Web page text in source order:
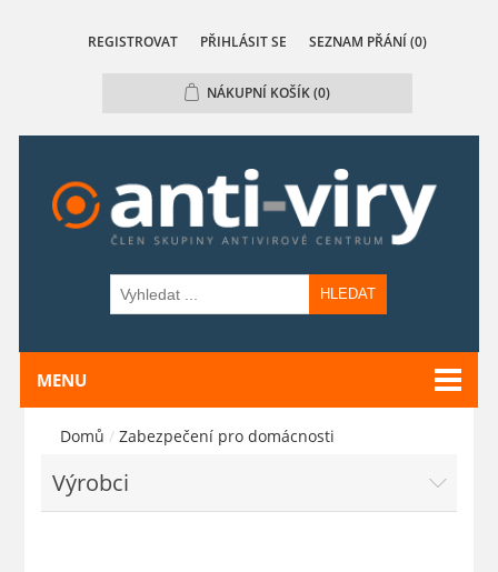
REGISTROVAT PŘIHLÁSIT SE SEZNAM PŘÁNÍ (0)
NÁKUPNÍ KOŠÍK(0)
HLEDAT
MENU
Domů / Zabezpečení pro domácnosti
Výrobci